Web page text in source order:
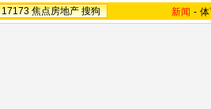
17173 焦点房地产 搜狗 新闻 -